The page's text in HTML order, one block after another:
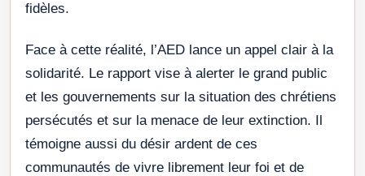
fidèles.
Face à cette réalité, l’AED lance un appel clair à la
solidarité. Le rapport vise à alerter le grand public
et les gouvernements sur la situation des chrétiens
persécutés et sur la menace de leur extinction. Il
témoigne aussi du désir ardent de ces
communautés de vivre librement leur foi et de